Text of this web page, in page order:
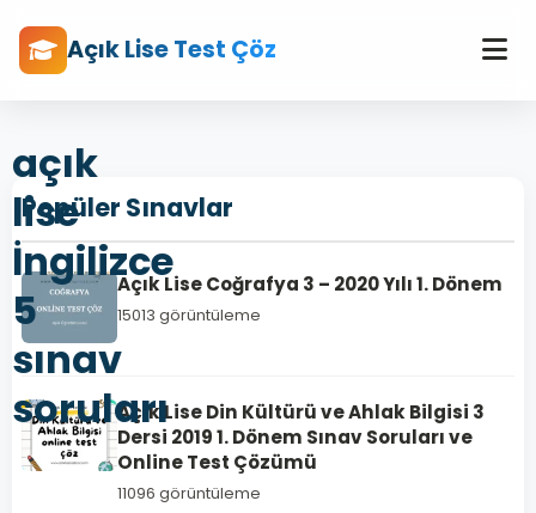
Açık Lise Test Çöz
açık
lise
İngilizce
5
sınav
soruları
Popüler Sınavlar
Açık Lise Coğrafya 3 – 2020 Yılı 1. Dönem
15013 görüntüleme
Açık Lise Din Kültürü ve Ahlak Bilgisi 3
Dersi 2019 1. Dönem Sınav Soruları ve
Online Test Çözümü
11096 görüntüleme